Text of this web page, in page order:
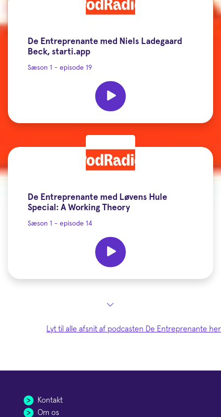
De Entreprenante med Niels Ladegaard
Beck, starti.app
Sæson 1 - episode 19
De Entreprenante med Løvens Hule
Special: A Working Theory
Sæson 1 - episode 14
Lyt til alle afsnit af podcasten De Entreprenante her
Kontakt
Om os